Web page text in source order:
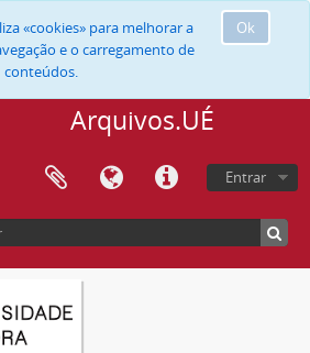
Ok
«cookies» para melhorar a
e o carregamento de
conteúdos.
Arquivos.UÉ
Entrar